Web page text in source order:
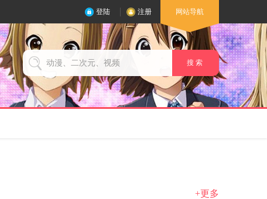
登陆 注册 网站导航
搜 索
+更多